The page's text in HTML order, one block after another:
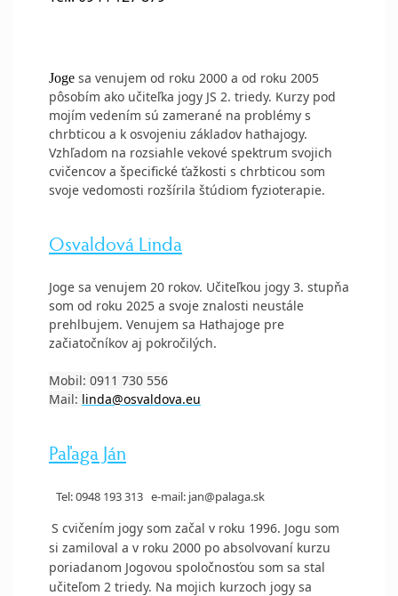
Joge sa venujem od roku 2000 a od roku 2005
pôsobím ako učiteľka jogy JS 2. triedy. Kurzy pod
mojím vedením sú zamerané na problémy s
chrbticou a k osvojeniu základov hathajogy.
Vzhľadom na rozsiahle vekové spektrum svojich
cvičencov a špecifické ťažkosti s chrbticou som
svoje vedomosti rozšírila štúdiom fyzioterapie.
Osvaldová Linda
Joge sa venujem 20 rokov. Učiteľkou jogy 3. stupňa
som od roku 2025 a svoje znalosti neustále
prehlbujem. Venujem sa Hathajoge pre
začiatočníkov aj pokročilých.
Mobil: 0911 730 556
Mail: linda@osvaldova.eu
Paľaga Ján
Tel: 0948 193 313 e-mail: jan@palaga.sk
S cvičením jogy som začal v roku 1996. Jogu som
si zamiloval a v roku 2000 po absolvovaní kurzu
poriadanom Jogovou spoločnosťou som sa stal
učiteľom 2 triedy. Na mojich kurzoch jogy sa